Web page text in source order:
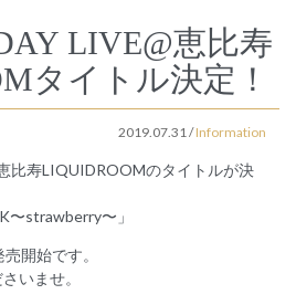
LIVE@恵比寿
タイトル決定！
2019.07.31/Information
比寿LIQUIDROOMのタイトルが決
〜strawberry〜」
開始です。
いませ。